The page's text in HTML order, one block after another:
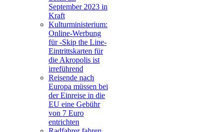
September 2023 in
Kraft
Kulturministerium:
Online-Werbung
für -Skip the Line-
Eintrittskarten für
die Akropolis ist
irreführend
Reisende nach
Europa müssen bei
der Einreise in die
EU eine Gebühr
von 7 Euro
entrichten